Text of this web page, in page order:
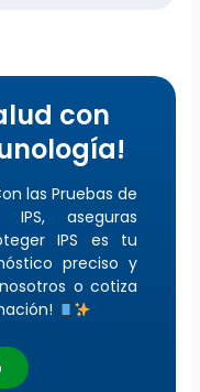
con
las Pruebas de
aseguras
IPS es tu
preciso y
o cotiza